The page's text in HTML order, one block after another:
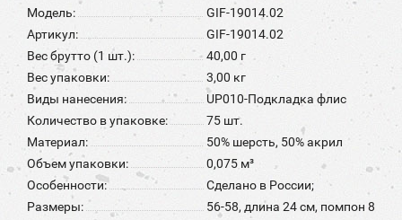
Модель:
GIF-19014.02
Артикул:
GIF-19014.02
Вес брутто (1 шт.):
40,00 г
Вес упаковки:
3,00 кг
Виды нанесения:
UP010-Подкладка флис
Количество в упаковке:
75 шт.
Материал:
50% шерсть, 50% акрил
Объем упаковки:
0,075 м³
Особенности:
Сделано в России;
Размеры:
56-58, длина 24 см, помпон 8